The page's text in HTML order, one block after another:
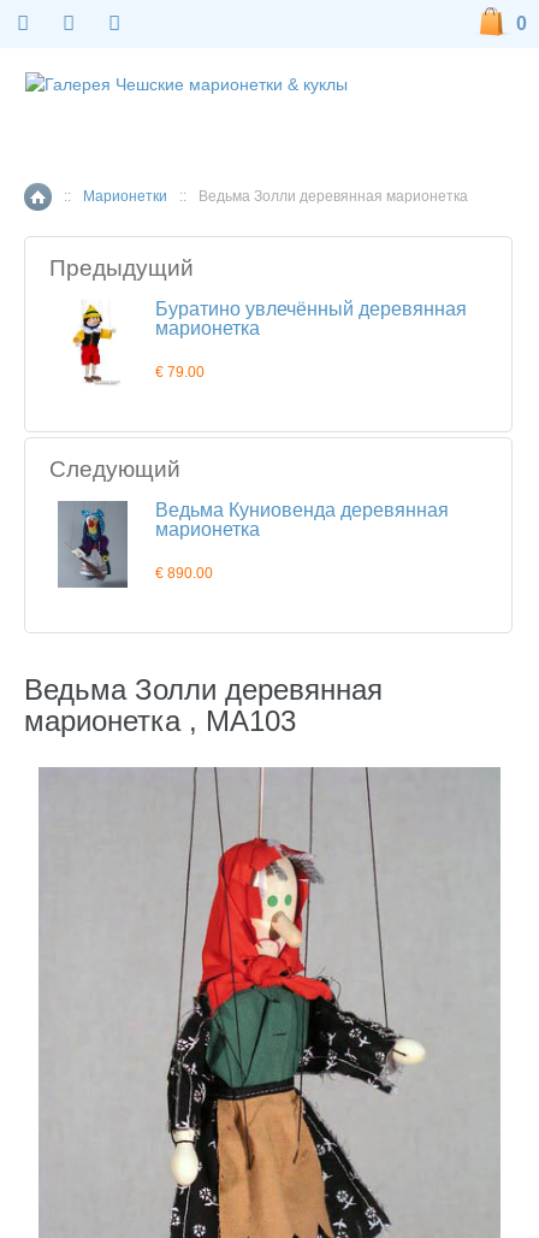
Главная страница
:: Марионетки :: Ведьма Золли деревянная марионетка
Предыдущий
Буратино увлечённый деревянная
марионетка
€ 79.00
Следующий
Ведьма Куниовенда деревянная
марионетка
€ 890.00
Ведьма Золли деревянная
марионетка , MA103
0